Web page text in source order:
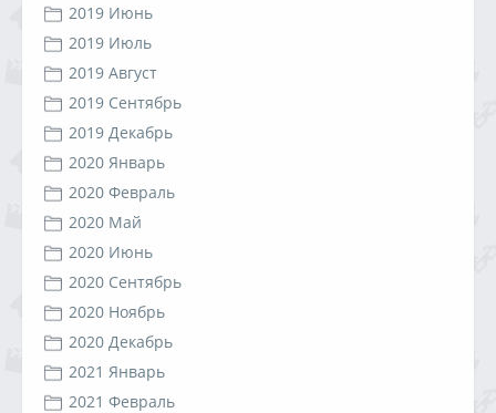
2019 Июнь
2019 Июль
2019 Август
2019 Сентябрь
2019 Декабрь
2020 Январь
2020 Февраль
2020 Май
2020 Июнь
2020 Сентябрь
2020 Ноябрь
2020 Декабрь
2021 Январь
2021 Февраль